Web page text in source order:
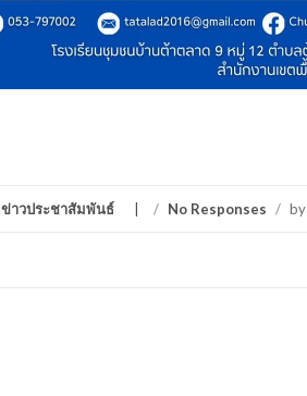
ข่าวประชาสัมพันธ์ / No Responses / by